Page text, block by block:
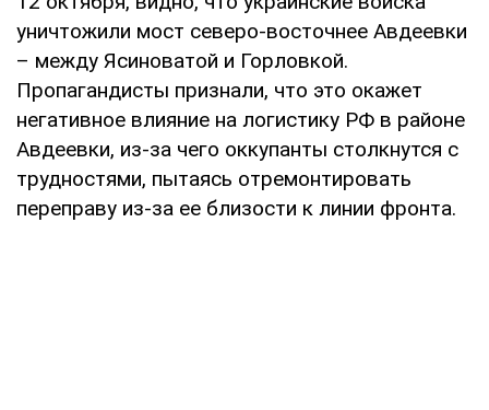
уничтожили мост северо-восточнее Авдеевки
– между Ясиноватой и Горловкой.
Пропагандисты признали, что это окажет
негативное влияние на логистику РФ в районе
Авдеевки, из-за чего оккупанты столкнутся с
трудностями, пытаясь отремонтировать
переправу из-за ее близости к линии фронта.